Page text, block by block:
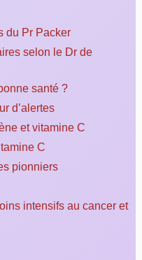
du Pr Packer
selon le Dr de
santé ?
d’alertes
et vitamine C
C
pionniers
intensifs au cancer et